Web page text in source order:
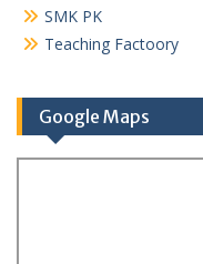
SMK PK
Teaching Factoory
Google Maps